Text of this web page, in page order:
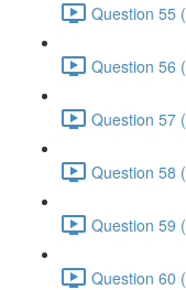
Question 55
Question 56
Question 57
Question 58
Question 59
Question 60